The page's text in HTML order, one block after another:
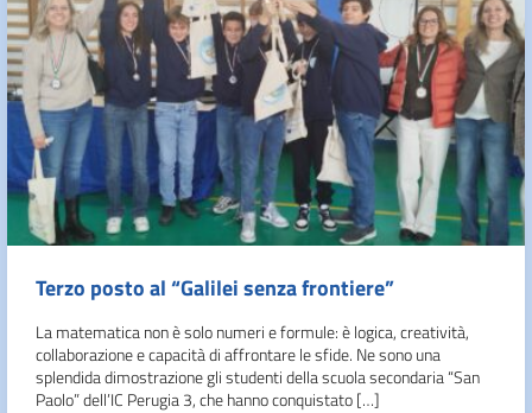
Terzo posto al “Galilei senza frontiere”
La matematica non è solo numeri e formule: è logica, creatività,
collaborazione e capacità di affrontare le sfide. Ne sono una
splendida dimostrazione gli studenti della scuola secondaria “San
Paolo” dell’IC Perugia 3, che hanno conquistato […]